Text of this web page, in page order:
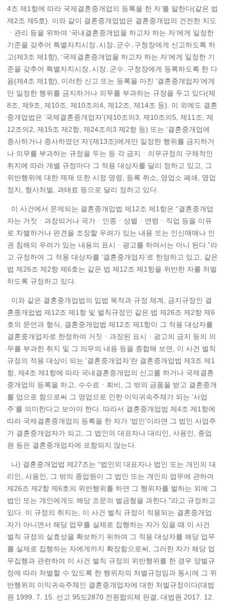
4조 제1항에 따라 국제결혼중개업의 등록을 한 자’를 말한다(같은 법
제2조 제5호). 이와 같이 결혼중개업법은 결혼중개업의 건전한 지도
ㆍ관리 등을 위하여 ‘국내결혼중개업을 하고자 하는 자’에게 일정한
기준을 갖추어 특별자치시장․시장․군수․구청장에게 신고하도록 하
고(제3조 제1항), ‘국제결혼중개업을 하고자 하는 자’에게 일정한 기
준을 갖추어 특별자치시장․시장․군수․구청장에게 등록하도록 한 다
음(제4조 제1항), 이러한 신고 또는 등록을 마친 ‘결혼중개업자’에게
만 일정한 행위를 금지하거나 의무를 부과하는 규정을 두고 있다(제
8조, 제9조, 제10조, 제10조의4, 제12조, 제14조 등). 이 외에도 결혼
중개업법은 ‘국제결혼중개업자’(제10조의3, 제10조의5, 제11조, 제
12조의2, 제15조 제2항, 제24조의3 제2항 등) 또는 ‘결혼중개업에
종사하거나 종사하였던 자’(제13조)에게만 일정한 행위를 금지하거
나 의무를 부과하는 규정을 두는 등 각 금지ㆍ의무규정의 구체적인
취지에 따라 개별 규정마다 그 적용 대상자를 달리 정하고 있고, 그
위반행위에 대한 제재 또한 시정 명령, 등록 취소, 영업소 폐쇄, 영업
정지, 형사처벌, 과태료 등으로 달리 정하고 있다.
이 사건에서 문제되는 결혼중개업법 제12조 제1항은 “결혼중개업
자는 거짓ㆍ과장되거나 국가ㆍ인종ㆍ성별ㆍ연령ㆍ직업 등을 이유
로 차별하거나 편견을 조장할 우려가 있는 내용 또는 인신매매나 인
권 침해의 우려가 있는 내용의 표시ㆍ광고를 하여서는 아니 된다.”라
고 규정하여 그 적용 대상자를 ‘결혼중개업자’로 한정하고 있고, 같은
법 제26조 제2항 제6호는 같은 법 제12조 제1항을 위반한 자를 처벌
하도록 규정하고 있다.
이와 같은 결혼중개업법의 입법 목적과 규정 체계, 금지규정인 결
혼중개업법 제12조 제1항 및 벌칙규정인 같은 법 제26조 제2항 제6
호의 문언과 형식, 결혼중개업법 제12조 제1항이 그 적용 대상자를
결혼중개업자로 한정하여 거짓ㆍ과장된 표시ㆍ광고의 금지 등의 의
무를 부과한 취지 및 그 의무의 내용 등을 종합해 보면, 이 사건 벌칙
규정의 적용 대상이 되는 ‘결혼중개업자’란 결혼중개업법 제3조 제1
항, 제4조 제1항에 따라 국내결혼중개업의 신고를 하거나 국제결혼
중개업의 등록을 하고, 수수료ㆍ회비, 그 밖의 금품을 받고 결혼중개
를 업으로 함으로써 그 영업으로 인한 이익귀속주체가 되는 ‘사업
주’를 의미한다고 보아야 한다. 따라서 결혼중개업법 제4조 제1항에
따라 국제결혼중개업의 등록을 한 자가 ‘법인’이라면 그 법인 사업주
가 결혼중개업자가 되고, 그 법인의 대표자나 대리인, 사용인, 종업
원 등은 결혼중개업자에 포함되지 않는다.
나) 결혼중개업법 제27조는 “법인의 대표자나 법인 또는 개인의 대
리인, 사용인, 그 밖의 종업원이 그 법인 또는 개인의 업무에 관하여
제26조 제2항 제6호의 위반행위를 하면 그 행위자를 벌하는 외에 그
법인 또는 개인에게도 해당 조문의 벌금형을 과한다.”라고 규정하고
있다. 이 규정의 취지는, 이 사건 벌칙 규정이 적용되는 결혼중개업
자가 아니면서 해당 업무를 실제로 집행하는 자가 있을 때 이 사건
벌칙 규정의 실효성을 확보하기 위하여 그 적용 대상자를 해당 업무
를 실제로 집행하는 자에게까지 확장함으로써, 그러한 자가 해당 업
무집행과 관련하여 이 사건 벌칙 규정의 위반행위를 한 경우 양벌규
정에 따라 처벌할 수 있도록 한 행위자의 처벌규정임과 동시에 그 위
반행위의 이익귀속주체인 결혼중개업자에 대한 처벌규정이다(대법
원 1999. 7. 15. 선고 95도2870 전원합의체 판결, 대법원 2017. 12.